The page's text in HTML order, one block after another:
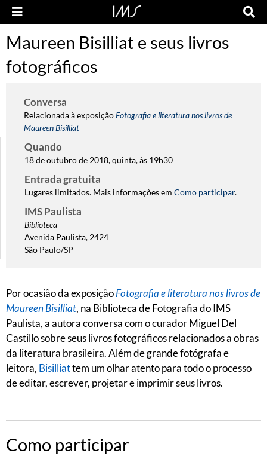
Maureen Bisilliat e seus livros
fotográficos
Conversa
Relacionada à exposiçãoFotografia e literatura nos livros de
Maureen Bisilliat
Quando
18 de outubro de 2018, quinta, às 19h30
Entrada gratuita
Lugares limitados. Mais informações em Como participar.
IMS Paulista
Biblioteca
Avenida Paulista, 2424
São Paulo/SP
Por ocasião da exposiçãoFotografia e literatura nos livros de
Maureen Bisilliat, na Biblioteca de Fotografia do IMS
Paulista, a autora conversa com o curador Miguel Del
Castillo sobre seus livros fotográficos relacionados a obras
da literatura brasileira. Além de grande fotógrafa e
leitora, Bisilliattem um olhar atento para todo o processo
de editar, escrever, projetar e imprimir seus livros.
Como participar